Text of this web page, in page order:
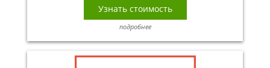
Узнать стоимость
подробнее